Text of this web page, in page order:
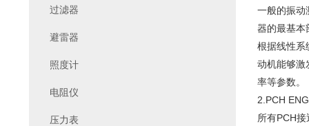
一般的振动
器的最基本
根据线性系
动机能够激
率等参数。
2.PCH
所有PCH
过滤器
避雷器
照度计
电阻仪
压力表